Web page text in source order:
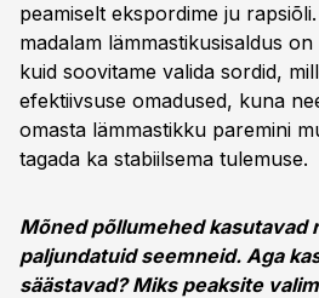
peamiselt ekspordime ju
madalam lämmastikusisaldus
kuid soovitame valida sordid,
efektiivsuse omadused, kuna
omasta lämmastikku paremini
tagada ka stabiilsema tulemuse.
Mõned põllumehed kasutavad
paljundatuid seemneid. Aga
säästavad? Miks peaksite